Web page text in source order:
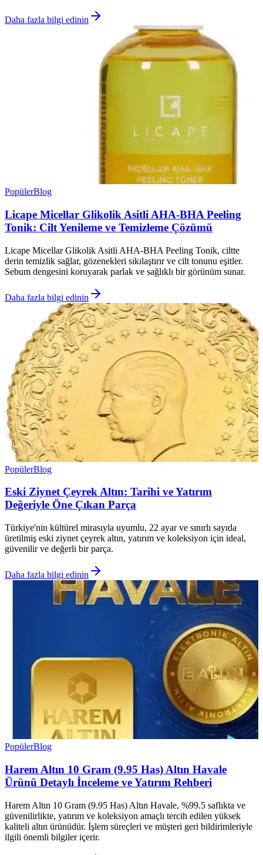
Daha fazla bilgi edinin
PopülerBlog
Licape Micellar Glikolik Asitli AHA-BHA Peeling
Tonik: Cilt Yenileme ve Temizleme Çözümü
Licape Micellar Glikolik Asitli AHA-BHA Peeling Tonik, ciltte
derin temizlik sağlar, gözenekleri sıkılaştırır ve cilt tonunu eşitler.
Sebum dengesini koruyarak parlak ve sağlıklı bir görünüm sunar.
Daha fazla bilgi edinin
PopülerBlog
Eski Ziynet Çeyrek Altın: Tarihi ve Yatırım
Değeriyle Öne Çıkan Parça
Türkiye'nin kültürel mirasıyla uyumlu, 22 ayar ve sınırlı sayıda
üretilmiş eski ziynet çeyrek altın, yatırım ve koleksiyon için ideal,
güvenilir ve değerli bir parça.
Daha fazla bilgi edinin
PopülerBlog
Harem Altın 10 Gram (9.95 Has) Altın Havale
Ürünü Detaylı İnceleme ve Yatırım Rehberi
Harem Altın 10 Gram (9.95 Has) Altın Havale, %99.5 saflıkta ve
güvenilirlikte, yatırım ve koleksiyon amaçlı tercih edilen yüksek
kaliteli altın ürünüdür. İşlem süreçleri ve müşteri geri bildirimleriyle
ilgili önemli bilgiler içerir.